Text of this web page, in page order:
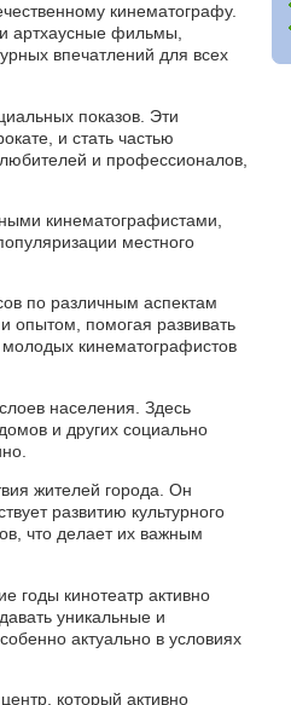
кинематографу.
артхаусные фильмы,
впечатлений для всех
показов. Эти
и стать частью
и профессионалов,
кинематографистами,
местного
по различным аспектам
опытом, помогая развивать
кинематографистов
населения. Здесь
и других социально
жителей города. Он
развитию культурного
что делает их важным
годы кинотеатр активно
уникальные и
актуально в условиях
который активно